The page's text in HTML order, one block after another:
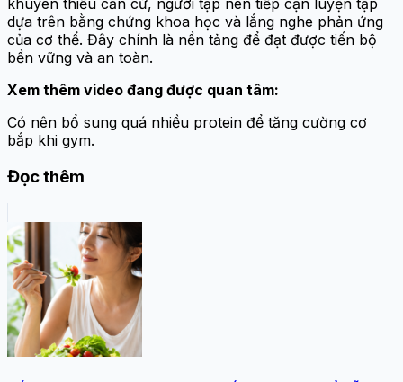
khuyên thiếu căn cứ, người tập nên tiếp cận luyện tập
dựa trên bằng chứng khoa học và lắng nghe phản ứng
của cơ thể. Đây chính là nền tảng để đạt được tiến bộ
bền vững và an toàn.
Xem thêm video đang được quan tâm:
Có nên bổ sung quá nhiều protein để tăng cường cơ
bắp khi gym.
Đọc thêm